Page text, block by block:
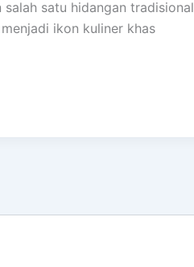
salah satu hidangan tradisional
ikon kuliner khas